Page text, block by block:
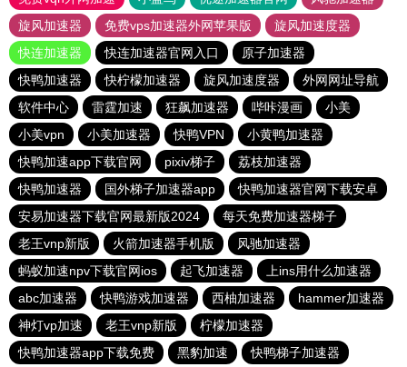
旋风加速器
免费vps加速器外网苹果版
旋风加速度器
快连加速器
快连加速器官网入口
原子加速器
快鸭加速器
快柠檬加速器 旋风加速度器
外网网址导航
软件中心
雷霆加速 狂飙加速器 哔咔漫画
小美
小美vpn
小美加速器 快鸭VPN
小黄鸭加速器
快鸭加速app下载官网
pixiv梯子
荔枝加速器
快鸭加速器
国外梯子加速器app
快鸭加速器官网下载安卓
安易加速器下载官网最新版2024
每天免费加速器梯子
老王vnp新版
火箭加速器手机版
风驰加速器
蚂蚁加速npv下载官网ios
起飞加速器
上ins用什么加速器
abc加速器
快鸭游戏加速器 西柚加速器
hammer加速器
神灯vp加速
老王vnp新版
柠檬加速器
快鸭加速器app下载免费
黑豹加速 快鸭梯子加速器